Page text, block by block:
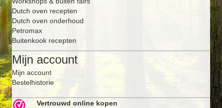
Dutch oven recepten
Dutch oven onderhoud
Petromax
Buitenkook recepten
Mijn account
Mijn account
Bestelhistorie
Vertrouwd online kopen